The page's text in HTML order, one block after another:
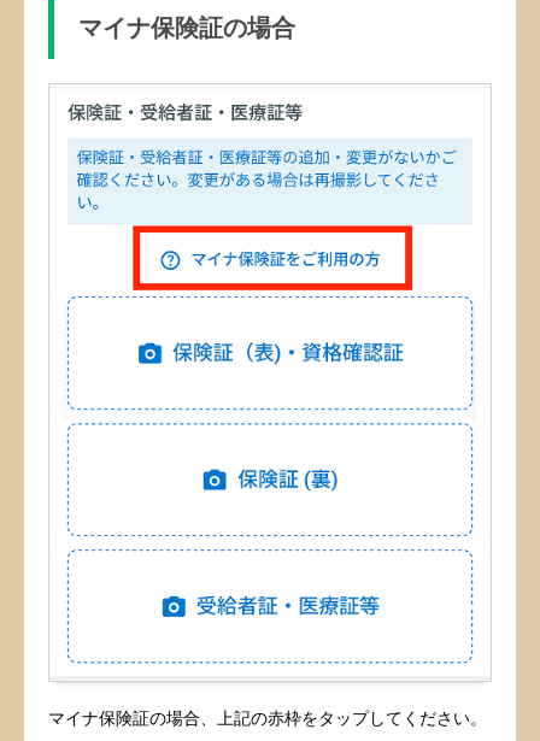
マイナ保険証の場合
マイナ保険証の場合、上記の赤枠をタップしてください。